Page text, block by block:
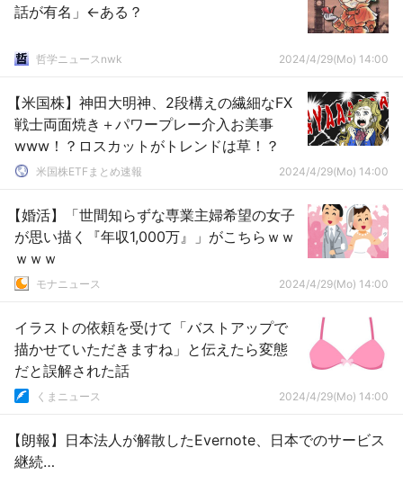
話が有名」←ある？
哲学ニュースnwk 2024/4/29(Mo) 14:00
【米国株】神田大明神、2段構えの繊細なFX
戦士両面焼き＋パワープレー介入お美事
www！？ロスカットがトレンドは草！？
米国株ETFまとめ速報 2024/4/29(Mo) 14:00
【婚活】「世間知らずな専業主婦希望の女子
が思い描く『年収1,000万』」がこちらｗｗ
ｗｗｗ
モナニュース 2024/4/29(Mo) 14:00
イラストの依頼を受けて「バストアップで
描かせていただきますね」と伝えたら変態
だと誤解された話
くまニュース 2024/4/29(Mo) 14:00
【朗報】日本法人が解散したEvernote、日本でのサービス
継続…